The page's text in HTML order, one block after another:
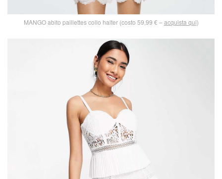
MANGO abito paillettes collo halter (costo 59,99 € –acquista qui)